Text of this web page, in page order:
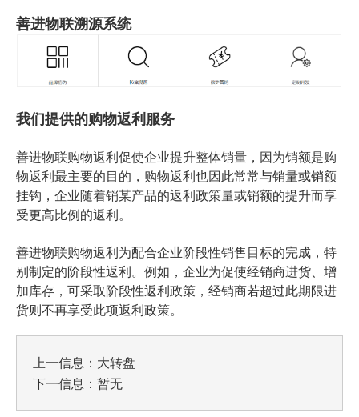
善进物联溯源系统
我们提供的购物返利服务
善进物联购物返利促使企业提升整体销量，因为销额是购
物返利最主要的目的，购物返利也因此常常与销量或销额
挂钩，企业随着销某产品的返利政策量或销额的提升而享
受更高比例的返利。
善进物联购物返利为配合企业阶段性销售目标的完成，特
别制定的阶段性返利。例如，企业为促使经销商进货、增
加库存，可采取阶段性返利政策，经销商若超过此期限进
货则不再享受此项返利政策。
上一信息： 大转盘
下一信息：暂无